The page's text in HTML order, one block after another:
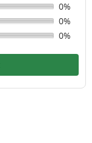
0%
0%
0%